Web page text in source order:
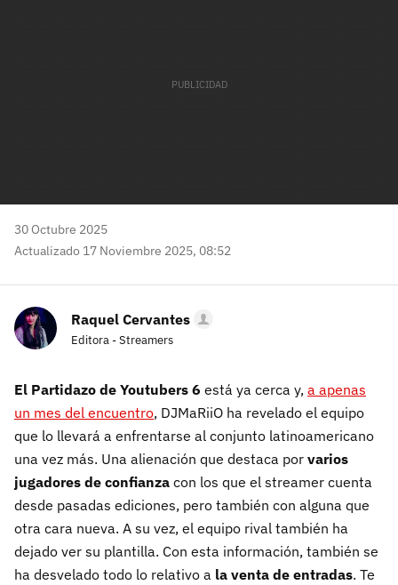
30 Octubre 2025
Actualizado 17 Noviembre 2025, 08:52
Raquel Cervantes
Editora - Streamers
El Partidazo de Youtubers 6 está ya cerca y, a apenas
un mes del encuentro, DJMaRiiO ha revelado el equipo
que lo llevará a enfrentarse al conjunto latinoamericano
una vez más. Una alienación que destaca por varios
jugadores de confianza con los que el streamer cuenta
desde pasadas ediciones, pero también con alguna que
otra cara nueva. A su vez, el equipo rival también ha
dejado ver su plantilla. Con esta información, también se
ha desvelado todo lo relativo a la venta de entradas. Te